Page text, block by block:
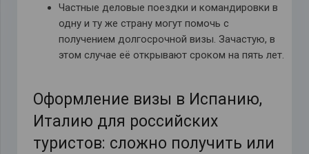
Частные деловые поездки и командировки в
одну и ту же страну могут помочь с
получением долгосрочной визы. Зачастую, в
этом случае её открывают сроком на пять лет.
Оформление визы в Испанию,
Италию для российских
туристов: сложно получить или